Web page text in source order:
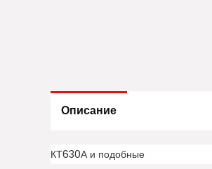
Описание
КТ630А и подобные